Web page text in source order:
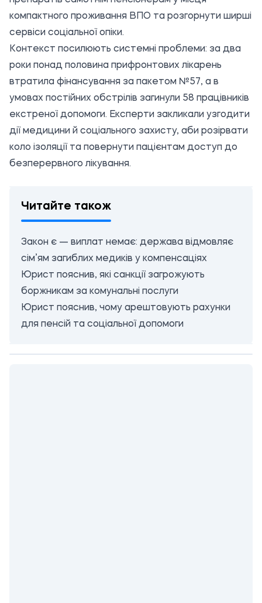
компактного проживання ВПО та розгорнути ширші
сервіси соціальної опіки.
Контекст посилюють системні проблеми: за два
роки понад половина прифронтових лікарень
втратила фінансування за пакетом №57, а в
умовах постійних обстрілів загинули 58 працівників
екстреної допомоги. Експерти закликали узгодити
дії медицини й соціального захисту, аби розірвати
коло ізоляції та повернути пацієнтам доступ до
безперервного лікування.
Читайте також
Закон є — виплат немає: держава відмовляє
сім’ям загиблих медиків у компенсаціях
Юрист пояснив, які санкції загрожують
боржникам за комунальні послуги
Юрист пояснив, чому арештовують рахунки
для пенсій та соціальної допомоги